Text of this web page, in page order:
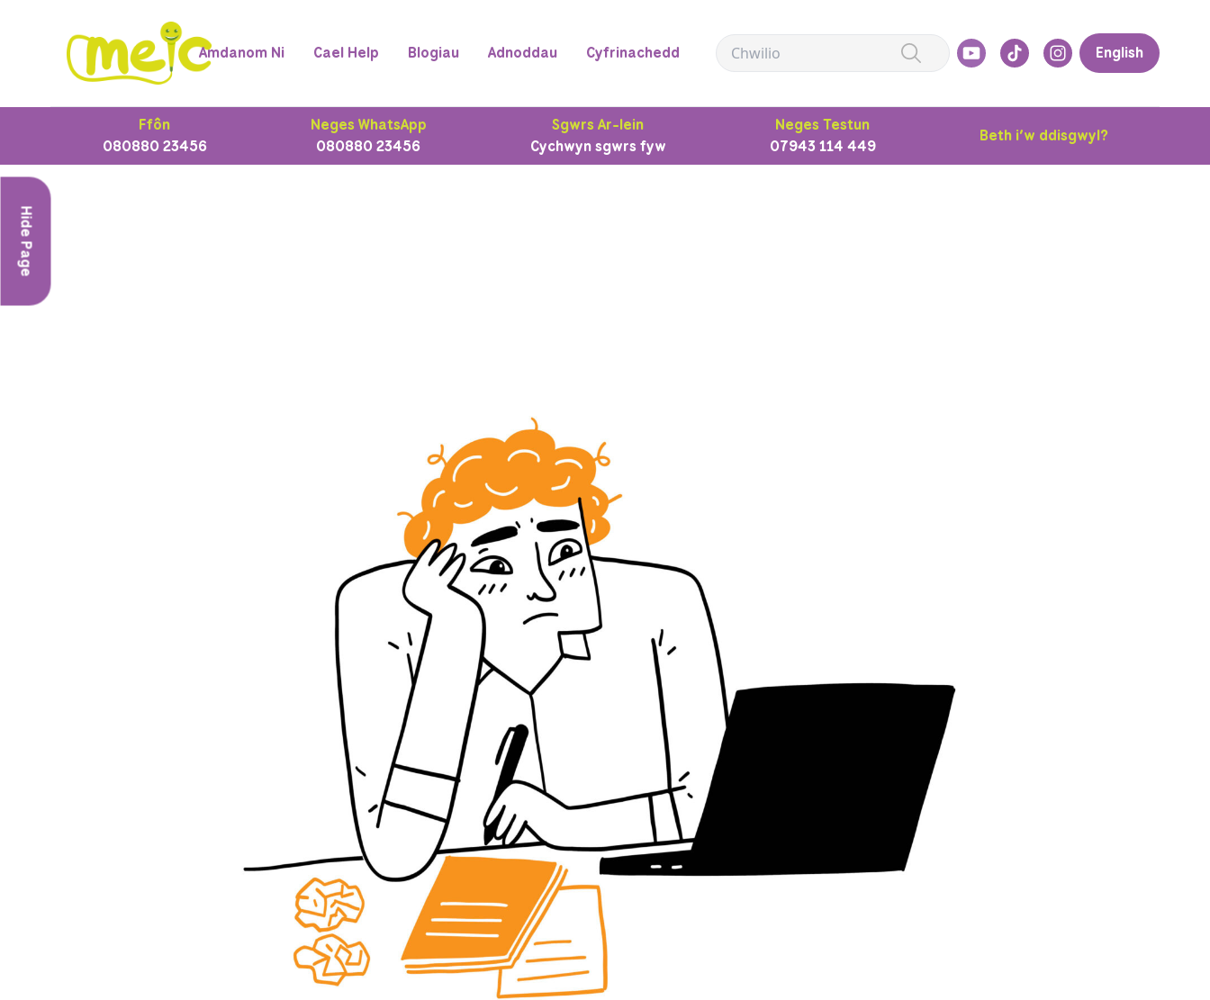
Amdanom Ni Cael Help Blogiau Adnoddau Cyfrinachedd English
Ffôn
080880 23456
Neges WhatsApp
080880 23456
Sgwrs Ar-lein
Cychwyn sgwrs fyw
Neges Testun
07943 114 449
Beth i’w ddisgwyl?
Hide Page